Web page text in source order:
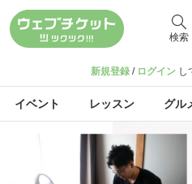
検索
新規登録 / ログイン し
イベント レッスン グル